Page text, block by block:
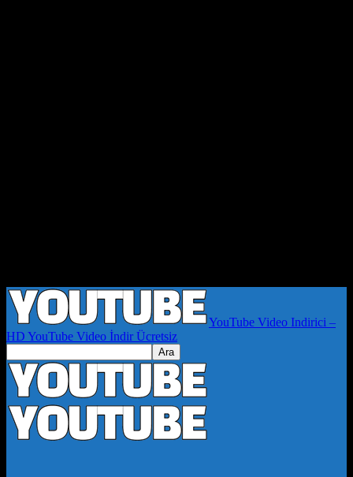
YouTube Video Indirici –
HD YouTube Video İndir Ücretsiz